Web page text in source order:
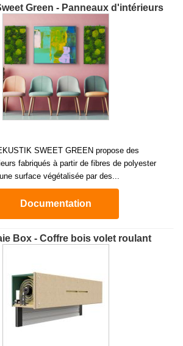
Green - Panneaux d'intérieurs
SWEET GREEN propose des
fabriqués à partir de fibres de polyester
surface végétalisée par des...
Documentation
Box - Coffre bois volet roulant